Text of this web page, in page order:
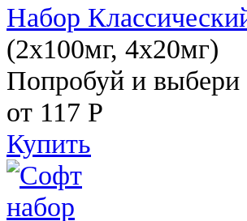
Набор
(2x100мг, 4x20мг)
Попробуй и выбери
от 117 Р
Купить